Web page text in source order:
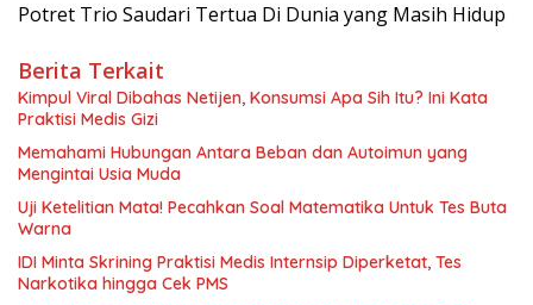
Potret Trio Saudari Tertua Di Dunia yang Masih Hidup
Berita Terkait
Kimpul Viral Dibahas Netijen, Konsumsi Apa Sih Itu? Ini Kata
Praktisi Medis Gizi
Memahami Hubungan Antara Beban dan Autoimun yang
Mengintai Usia Muda
Uji Ketelitian Mata! Pecahkan Soal Matematika Untuk Tes Buta
Warna
IDI Minta Skrining Praktisi Medis Internsip Diperketat, Tes
Narkotika hingga Cek PMS